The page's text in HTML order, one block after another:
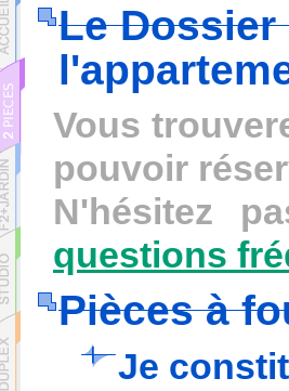
Le
Vous
pouvoir
N'hésitez
questions
Pièces à
Je